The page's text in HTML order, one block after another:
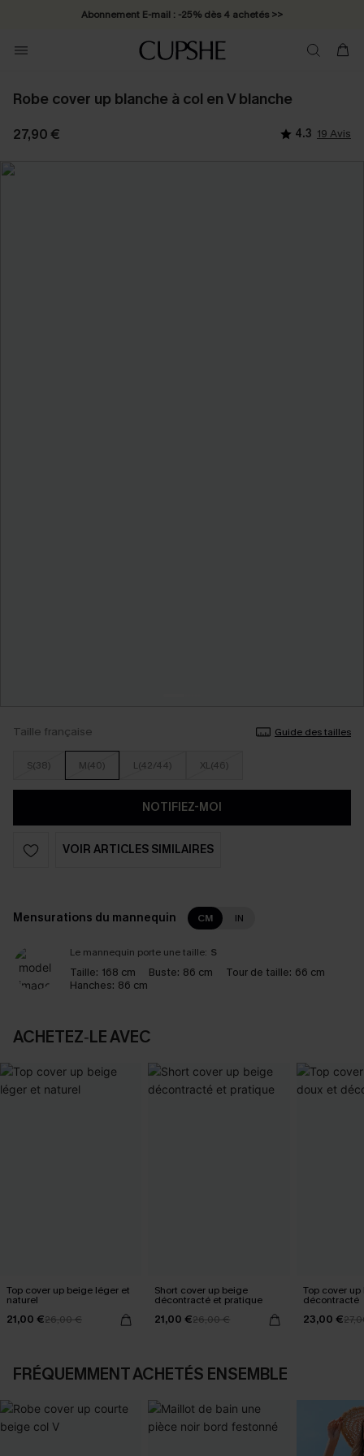
Abonnement E-mail : -25% dès 4 achetés >>
Robe cover up blanche à col en V blanche
27,90 € 4.3 19 Avis
Taille française Guide des tailles
S(38) M(40) L(42/44) XL(46)
NOTIFIEZ-MOI
VOIR ARTICLES SIMILAIRES
Mensurations du mannequin CM IN
Le mannequin porte une taille: S
Taille: 168 cm Buste: 86 cm Tour de taille: 66 cm
Hanches: 86 cm
ACHETEZ‑LE AVEC
Top cover up beige léger et
naturel
21,00 €26,00 €
Short cover up beige
décontracté et pratique
21,00 €26,00 €
Top cover
décontracté
23,00 €
FRÉQUEMMENT ACHETÉS ENSEMBLE